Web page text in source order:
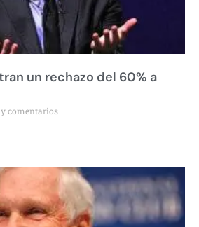
un rechazo del 60% a
comentarios